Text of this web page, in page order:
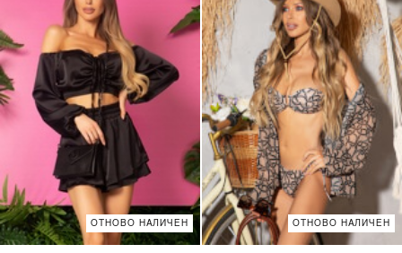
ОТНОВО НАЛИЧЕН ОТНОВО НАЛИЧЕН